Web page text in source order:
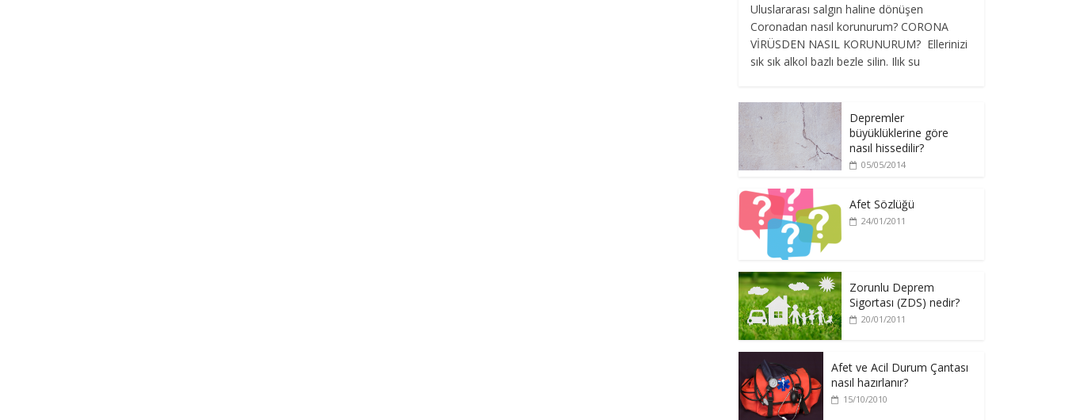
Uluslararası salgın haline dönüşen
Coronadan nasıl korunurum? CORONA
VİRÜSDEN NASIL KORUNURUM? Ellerinizi
sık sık alkol bazlı bezle silin. Ilık su
Depremler
büyüklüklerine göre
nasıl hissedilir?
05/05/2014
Afet Sözlüğü
24/01/2011
Zorunlu Deprem
Sigortası (ZDS) nedir?
20/01/2011
Afet ve Acil Durum Çantası
nasıl hazırlanır?
15/10/2010